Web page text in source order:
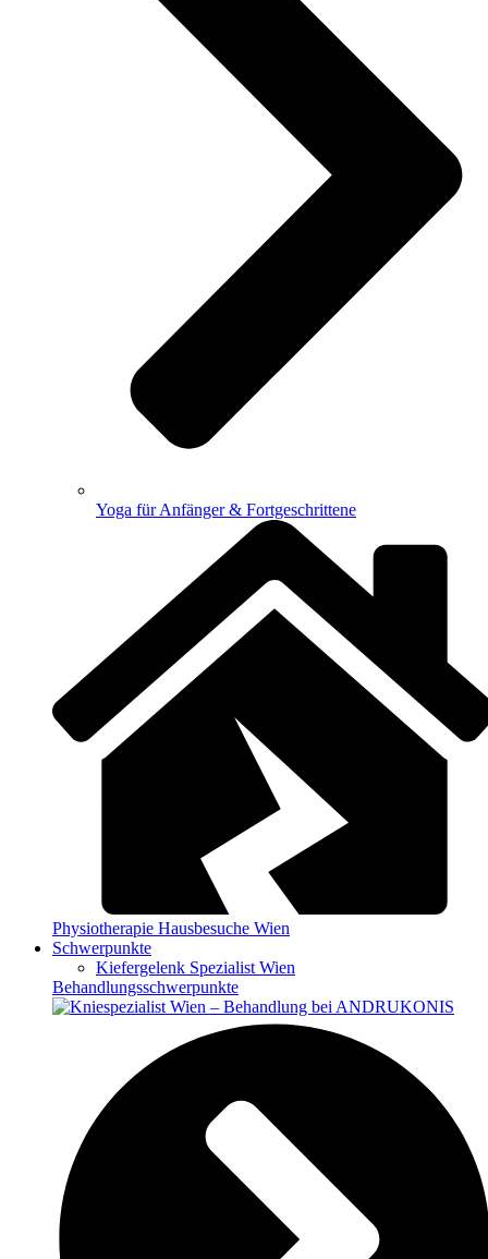
Yoga für Anfänger & Fortgeschrittene
Physiotherapie Hausbesuche Wien
Schwerpunkte
Kiefergelenk Spezialist Wien
Behandlungsschwerpunkte